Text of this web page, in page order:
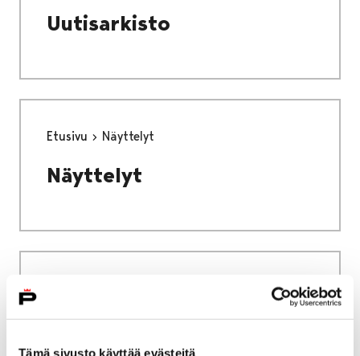
Tämä sivusto käyttää evästeitä
Uutisarkisto
Etusivu Näyttelyt
Näyttelyt
Museossa